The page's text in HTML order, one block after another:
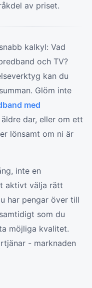
av priset.
kalkyl: Vad
och TV?
kan du
Glöm inte
med
dar, eller om ett
lönsamt om ni är
inte en
aktivt välja rätt
har pengar över till
som du
möjliga kvalitet.
- marknaden